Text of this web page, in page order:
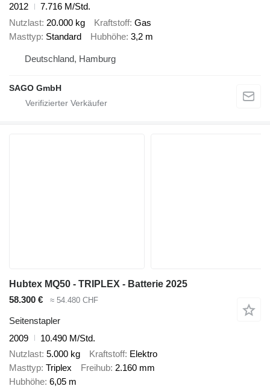
2012
7.716 M/Std.
Nutzlast 20.000 kg Kraftstoff Gas
Masttyp Standard Hubhöhe 3,2 m
Deutschland, Hamburg
SAGO GmbH
Hubtex MQ50 - TRIPLEX - Batterie 2025
58.300 €
≈ 54.480 CHF
Seitenstapler
2009
10.490 M/Std.
Nutzlast 5.000 kg Kraftstoff Elektro
Masttyp Triplex Freihub 2.160 mm
Hubhöhe 6,05 m